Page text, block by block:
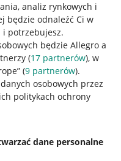
analiz rynkowych i
będzie odnaleźć Ci w
i potrzebujesz.
będzie Allegro a
(17 partnerów), w
(9 partnerów).
osobowych przez
politykach ochrony
dane personalne